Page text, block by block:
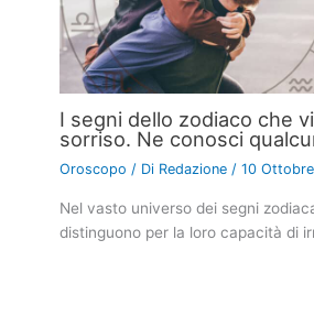
I segni dello zodiaco che
sorriso. Ne conosci
Oroscopo / Di Redazione/10
Nel vasto universo dei segni
distinguono per la loro capacità di